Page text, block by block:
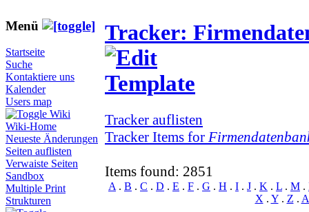
Menü
Startseite
Suche
Kontaktiere uns
Kalender
Users map
Wiki
Wiki-Home
Neueste Änderungen
Seiten auflisten
Verwaiste Seiten
Sandbox
Multiple Print
Strukturen
Tracker:
Tracker auflisten
Tracker Items for
Items found: 2851
A . B . C . D . E . F . G . H . I . J . K . L . M .
X . Y. Z .